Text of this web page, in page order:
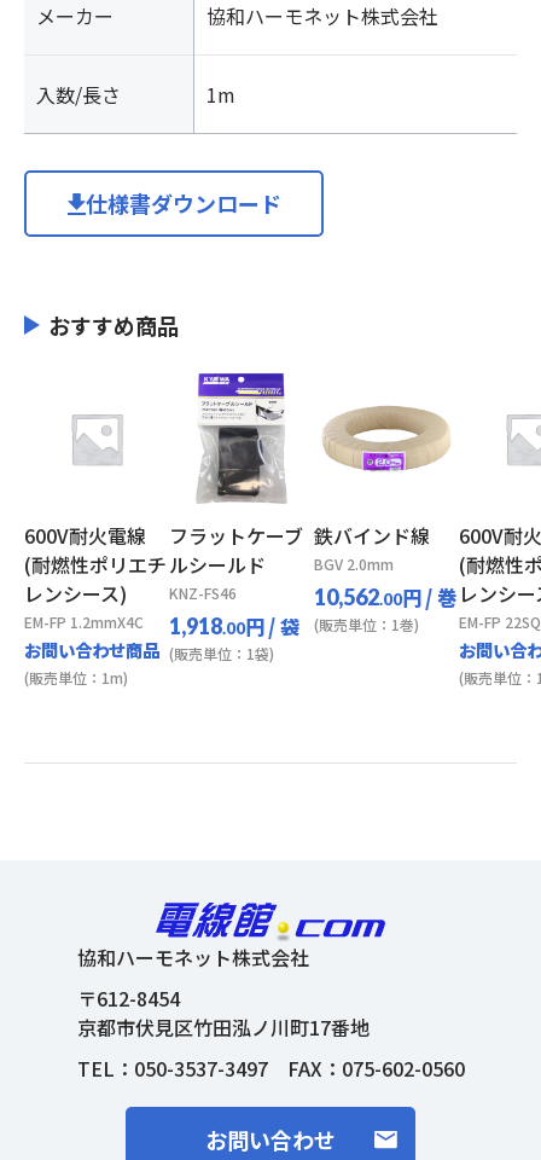
メーカー 協和ハーモネット株式会社
入数/長さ 1m
仕様書ダウンロード
おすすめ商品
600V耐火電線
(耐燃性ポリエチ
レンシース)
EM-FP 1.2mmX4C
お問い合わせ商品
(販売単位：1m)
フラットケーブ
ルシールド
KNZ-FS46
1,918.00円/ 袋
(販売単位：1袋)
鉄バインド線
BGV 2.0mm
10,562.00円/ 巻
(販売単位：1巻)
600V耐
(耐燃性
レンシ
EM-FP
お問い合
(販売単位：
協和ハーモネット株式会社
〒612-8454
京都市伏見区竹田泓ノ川町17番地
TEL： 050-3537-3497FAX：075-602-0560
お問い合わせ